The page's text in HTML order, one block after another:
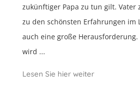
zukünftiger Papa zu tun gilt. Vater
zu den schönsten Erfahrungen im
auch eine große Herausforderung.
wird ...
Lesen Sie hier weiter